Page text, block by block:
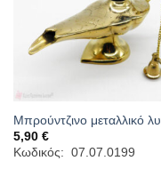
Μπρούντζινο μεταλλικό
5,90 €
Κωδικός: 07.07.0199